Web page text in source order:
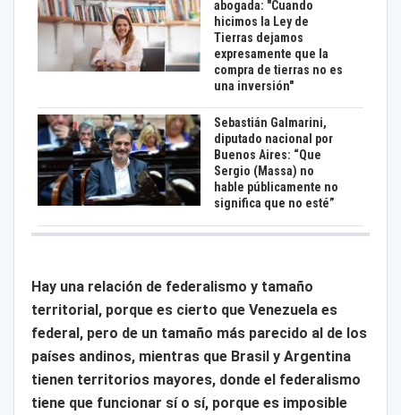
abogada: "Cuando
hicimos la Ley de
Tierras dejamos
expresamente que la
compra de tierras no es
una inversión"
Sebastián Galmarini,
diputado nacional por
Buenos Aires: “Que
Sergio (Massa) no
hable públicamente no
significa que no esté”
Hay una relación de federalismo y tamaño
territorial, porque es cierto que Venezuela es
federal, pero de un tamaño más parecido al de los
países andinos, mientras que Brasil y Argentina
tienen territorios mayores, donde el federalismo
tiene que funcionar sí o sí, porque es imposible